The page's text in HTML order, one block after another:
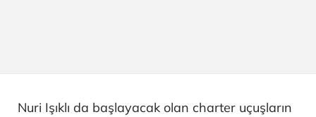
Nuri Işıklı da başlayacak olan charter uçuşların